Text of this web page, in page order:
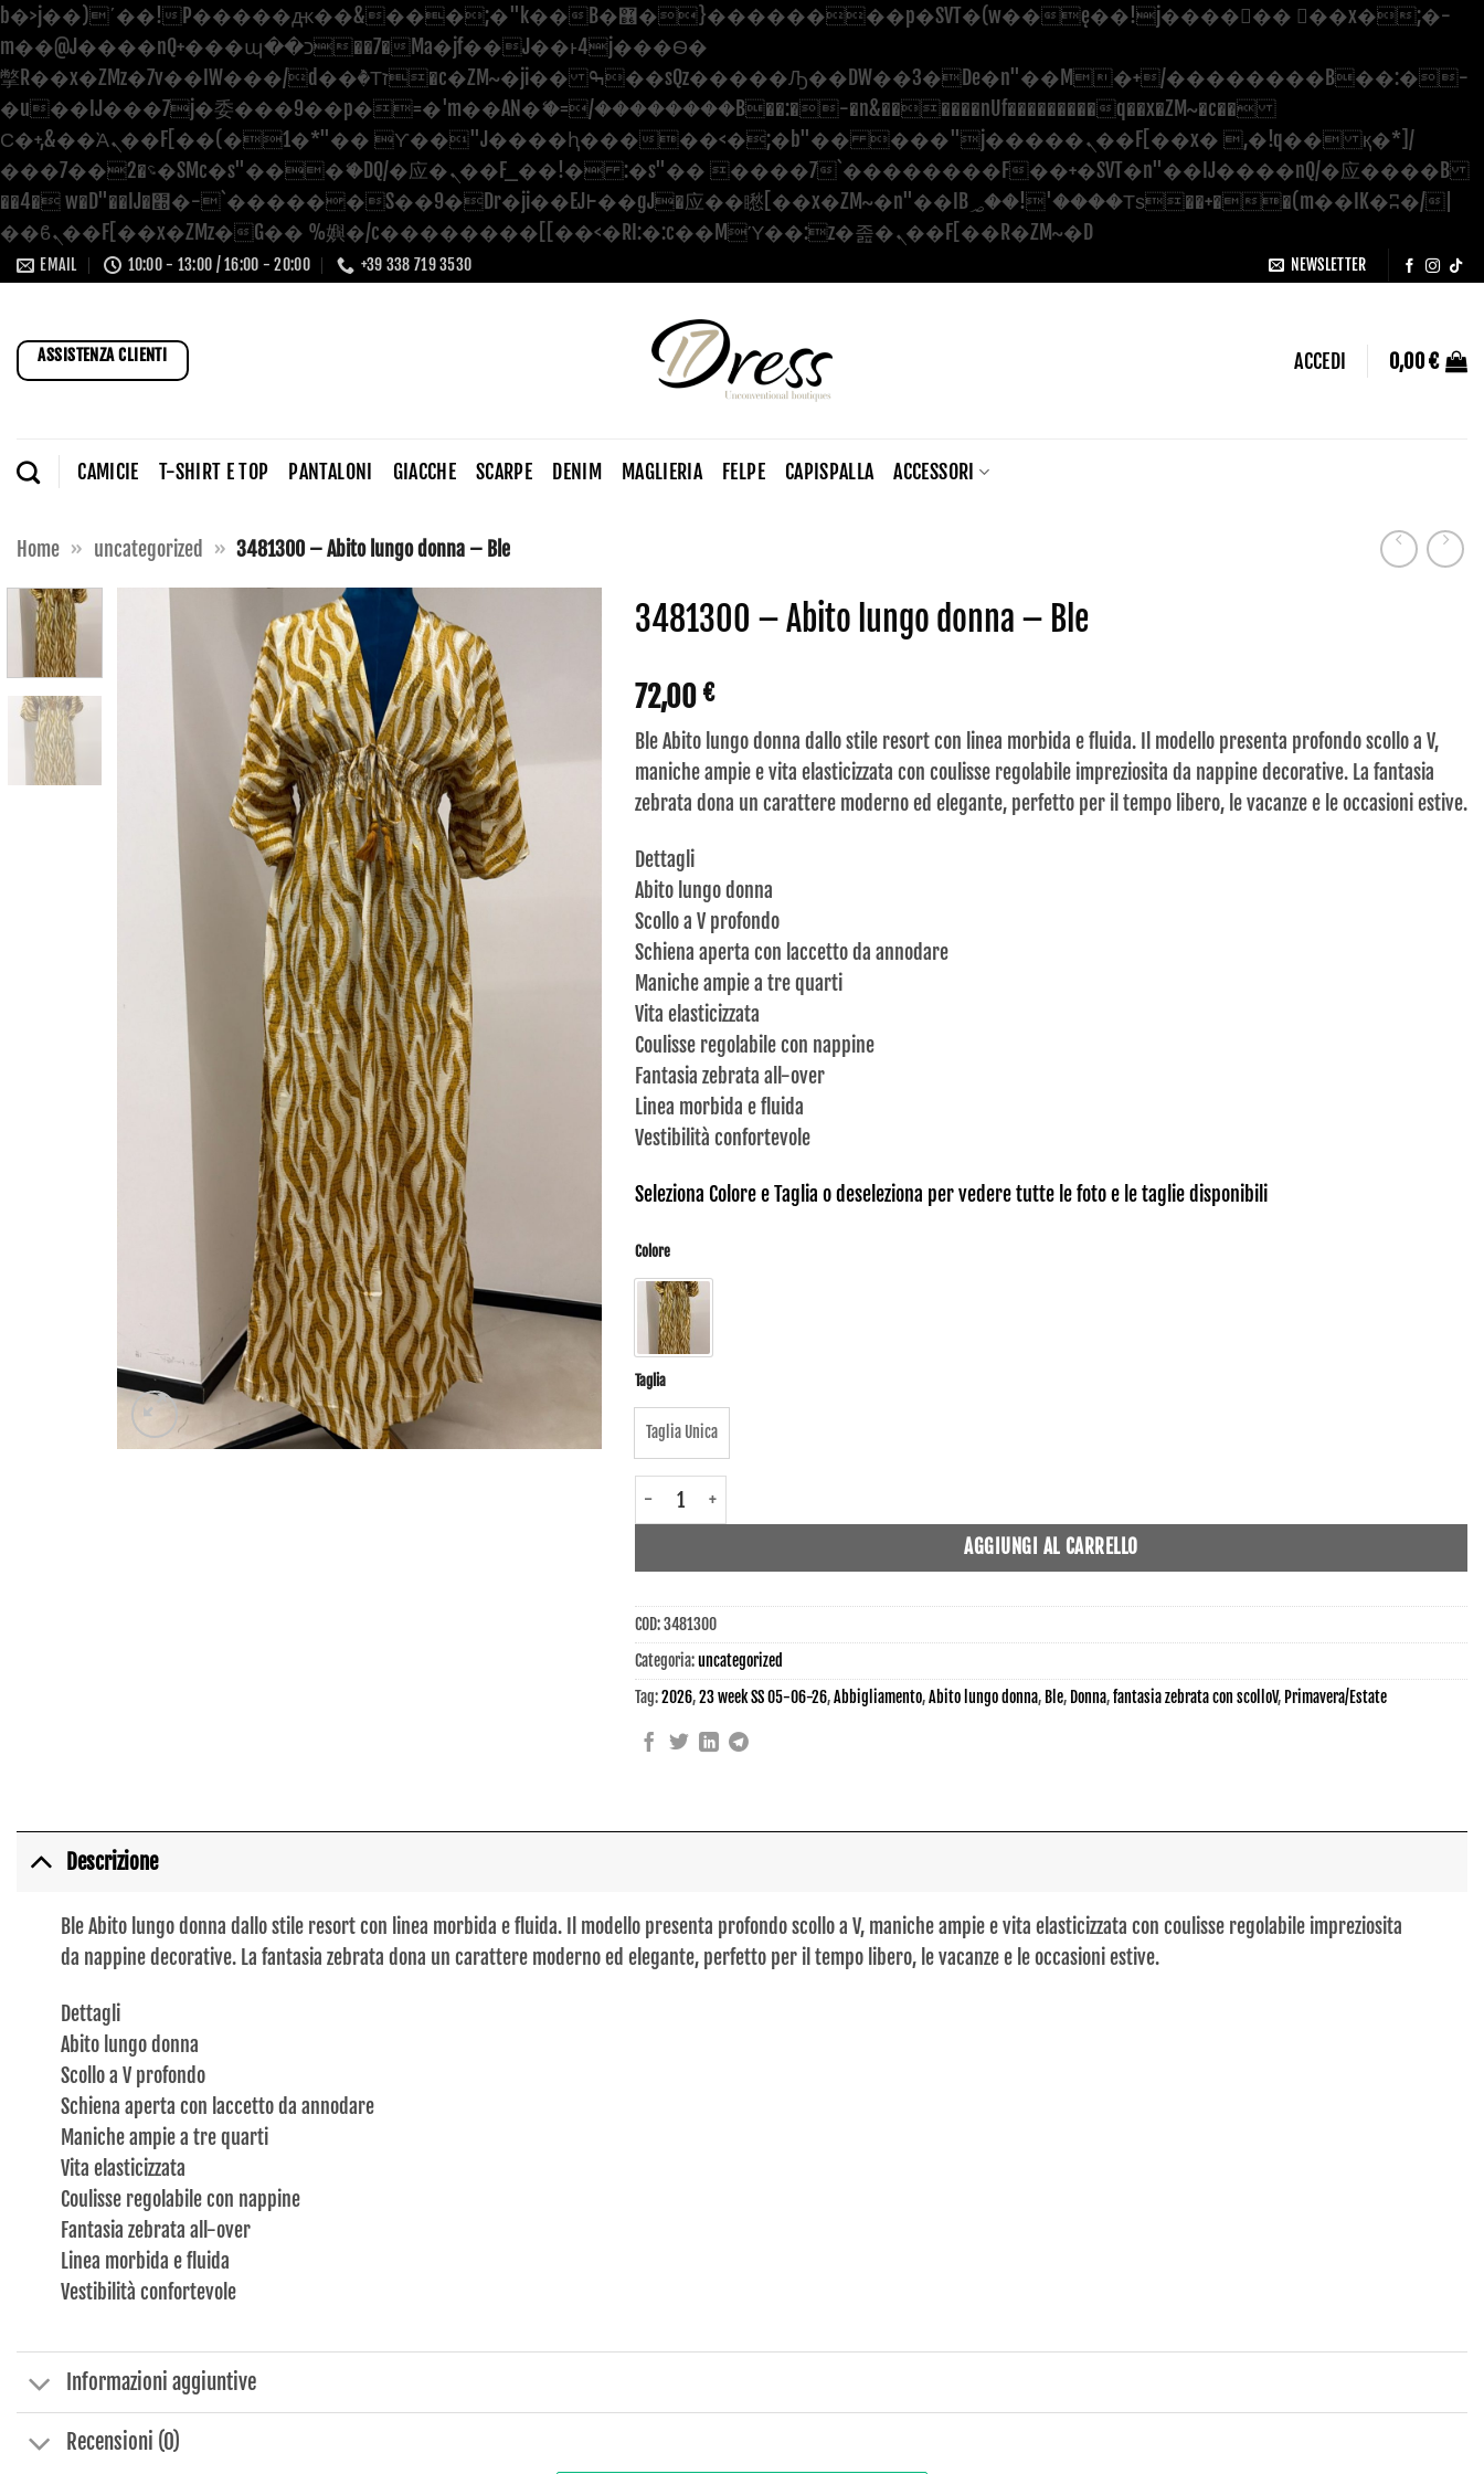
b�>j��)΄��!P�����ԫ��&���;�"k��B�޶�}��������p�SVT�(w��ę��!j������ ��x�;�-
m��@J����nQ+���պ��כ��7�Ma�jf��J��ͱ4j���Ѳ�
撆R��x�ZMz�7v��IW���/d��ٞ�Тז�c�ZM~�ji�� ߒ��sQz�����Ԡ��DW��3�De�n"��M�+/��������B��:�-
�u��IJ���7j�委���9��p�=�'m��AN�ޭ�=/��������B��:�-�n&������nUf���������q��x�ZM~�c��
Ϲ�+,&��Ὰܢ��F[��(�1�*"�� ϒ��"J����ԧ�����<�;�b"�� ���"j�����ܢ��F[��x� ,�!q�� қ�*]/
���؝�2��7�SMc�s"���ޭ�DQ/�应�ܢ��F_��!� :�s"�� ����7`��������F��+�SVT�n"��IJ����nQ/�应����B
��4� w�D"��IJ�׭�-`������S��9�Dr�ji��EJ߅��gJ�应��矁[��x�ZM~�n"��IB؃��!'����Тѕ��+��(m��IK�ʭ�/|
��ϐܢ��F[��x�ZMz�G�� %嬩�/c��������[[��<�RI:�:c��MΎ��:z�졾�ܢ��F[��R�ZM~�DSalta
EMAIL 10:00 - 13:00 / 16:00 - 20:00 +39 338 719 3530 NEWSLETTER
ASSISTENZA CLIENTI ACCEDI 0,00€
CAMICIE T-SHIRT E TOP PANTALONI GIACCHE SCARPE DENIM MAGLIERIA FELPE CAPISPALLA ACCESSORI
Home » uncategorized » 3481300 – Abito lungo donna – Ble
3481300 – Abito lungo donna – Ble
72,00 €
Ble Abito lungo donna dallo stile resort con linea morbida e fluida. Il modello presenta profondo scollo a V,
maniche ampie e vita elasticizzata con coulisse regolabile impreziosita da nappine decorative. La fantasia
zebrata dona un carattere moderno ed elegante, perfetto per il tempo libero, le vacanze e le occasioni estive.
Dettagli
Abito lungo donna
Scollo a V profondo
Schiena aperta con laccetto da annodare
Maniche ampie a tre quarti
Vita elasticizzata
Coulisse regolabile con nappine
Fantasia zebrata all-over
Linea morbida e fluida
Vestibilità confortevole
Seleziona Colore e Taglia o deseleziona per vedere tutte le foto e le taglie disponibili
Colore
Taglia
Taglia Unica
3481300 - Abito lungo donna - Ble quantità
AGGIUNGI AL CARRELLO
COD:3481300
Categoria:uncategorized
Tag:2026,23 week SS 05-06-26,Abbigliamento,Abito lungo donna, Ble, Donna,fantasia zebrata con scolloV, Primavera/Estate
Descrizione
Ble Abito lungo donna dallo stile resort con linea morbida e fluida. Il modello presenta profondo scollo a V, maniche ampie e vita elasticizzata con coulisse regolabile impreziosita
da nappine decorative. La fantasia zebrata dona un carattere moderno ed elegante, perfetto per il tempo libero, le vacanze e le occasioni estive.
Dettagli
Abito lungo donna
Scollo a V profondo
Schiena aperta con laccetto da annodare
Maniche ampie a tre quarti
Vita elasticizzata
Coulisse regolabile con nappine
Fantasia zebrata all-over
Linea morbida e fluida
Vestibilità confortevole
Informazioni aggiuntive
Recensioni (0)